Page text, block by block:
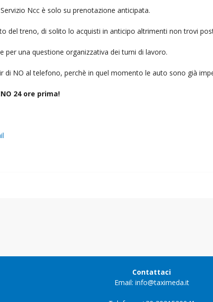
Servizio Ncc è solo su prenotazione anticipata.
del treno, di solito lo acquisti in anticipo altrimenti non trovi
per una questione organizzativa dei turni di lavoro.
di NO al telefono, perchè in quel momento le auto sono già
24 ore prima!
Contattaci
Email: info@taximeda.it